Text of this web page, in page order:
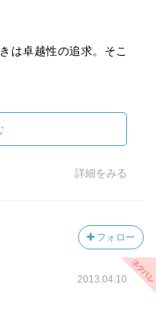
ある。」（マネジメン
を当然のこととするこ
を見つけることではな
は卓越性の追求。そこ
っての価値は？ 我々の
かしそれは合理的な行
良い仮定に安住するよ
詳細をみる
フォロー
2013.04.10